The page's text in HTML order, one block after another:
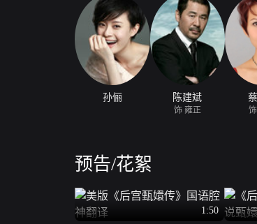
孙俪 陈建斌
饰 雍正
预告/花絮
1:50